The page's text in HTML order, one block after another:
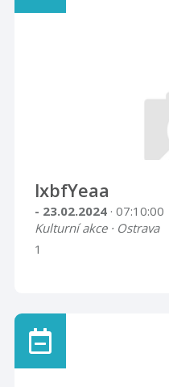
lxbfYeaa
- 23.02.2024 · 07:10:00
Kulturní akce · Ostrava
1